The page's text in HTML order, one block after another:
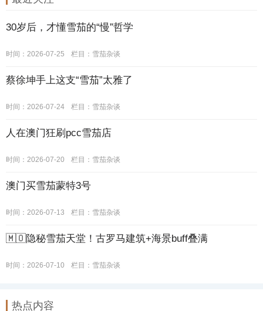
30岁后，才懂雪茄的“慢”哲学
时间：2026-07-25 栏目： 雪茄杂谈
蔡徐坤手上这支“雪茄”太雅了
时间：2026-07-24 栏目： 雪茄杂谈
人在澳门狂刷pcc雪茄店
时间：2026-07-20 栏目： 雪茄杂谈
澳门买雪茄蒙特3号
时间：2026-07-13 栏目： 雪茄杂谈
🇲🇴隐秘雪茄天堂！古罗马建筑+海景buff叠满
时间：2026-07-10 栏目： 雪茄杂谈
热点内容